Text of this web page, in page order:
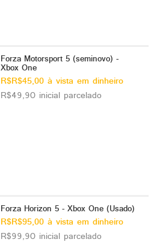
Forza Motorsport 5 (seminovo) -
Xbox One
R$R$45,00 à vista em dinheiro
R$49,90 inicial parcelado
Forza Horizon 5 - Xbox One (Usado)
R$R$95,00 à vista em dinheiro
R$99,90 inicial parcelado